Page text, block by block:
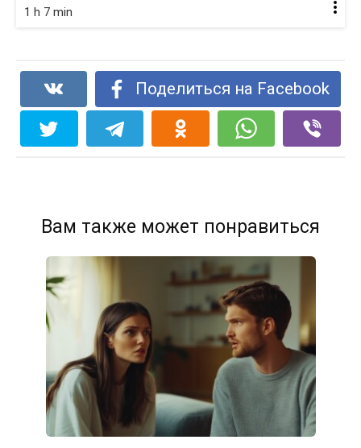
1 h 7 min
Поделиться на Facebook
Вам также может понравиться